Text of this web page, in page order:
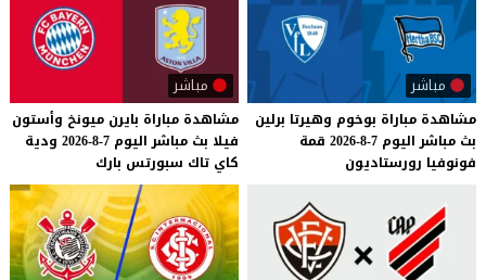
مباشر
مشاهدة مباراة بوخوم وهيرتا برلين
بث مباشر اليوم 7-8-2026
قمة
فونوفيا رورستاديون
مباشر
مشاهدة مباراة بايرن ميونخ وأستون
فيلا بث مباشر اليوم 7-8-2026
ودية
كاي تاك سبورتس بارك